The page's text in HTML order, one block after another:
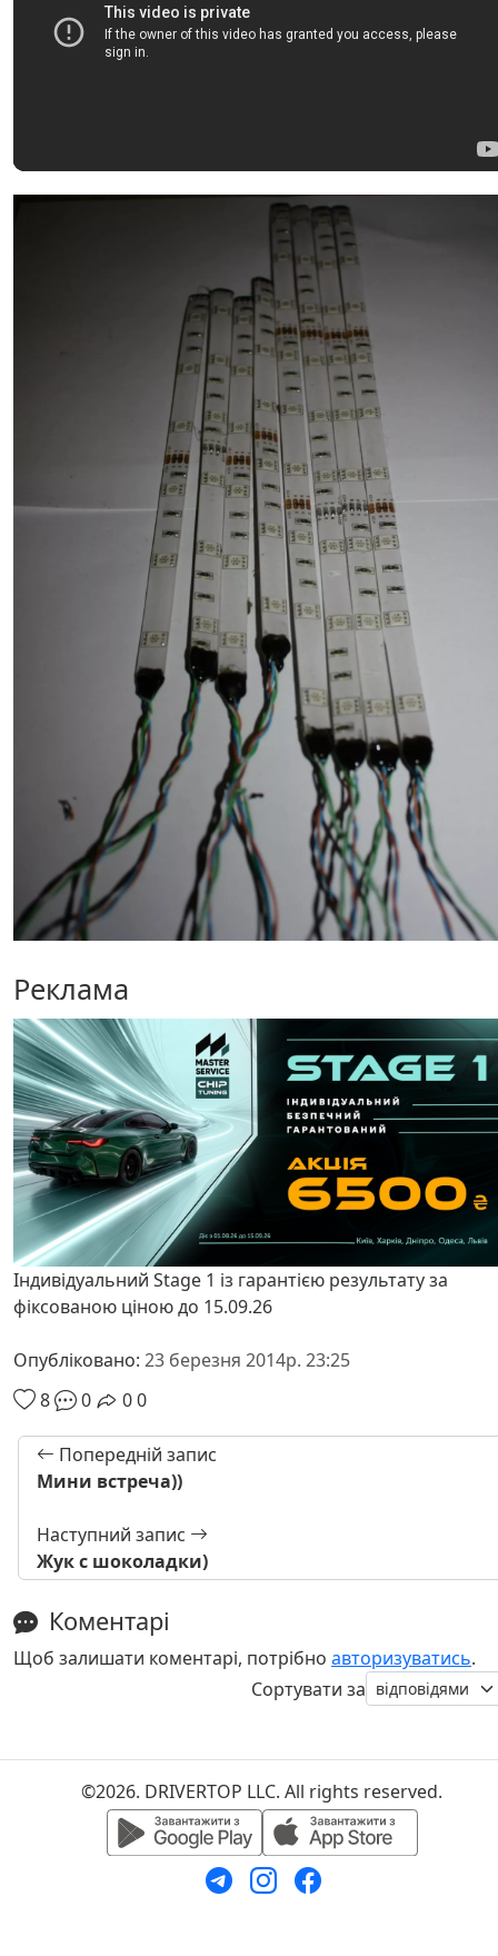
Реклама
Індивідуальний Stage 1 із гарантією результату за
фіксованою ціною до 15.09.26
Опубліковано: 23 березня 2014р. 23:25
8
0 00
Попередній запис
Мини встреча))
Наступний запис
Жук с шоколадки)
Коментарі
Щоб залишати коментарі, потрібно авторизуватись.
Сортувати за
©2026. DRIVERTOP LLC. All rights reserved.